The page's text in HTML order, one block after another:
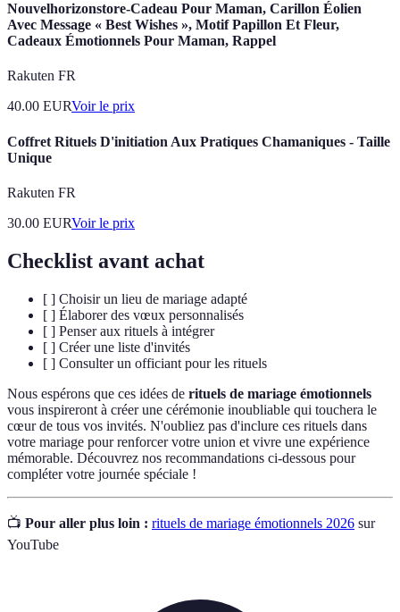
Nouvelhorizonstore-Cadeau Pour Maman, Carillon Éolien
Avec Message « Best Wishes », Motif Papillon Et Fleur,
Cadeaux Émotionnels Pour Maman, Rappel
Rakuten FR
40.00 EURVoir le prix
Coffret Rituels D'initiation Aux Pratiques Chamaniques - Taille
Unique
Rakuten FR
30.00 EURVoir le prix
Checklist avant achat
[ ] Choisir un lieu de mariage adapté
[ ] Élaborer des vœux personnalisés
[ ] Penser aux rituels à intégrer
[ ] Créer une liste d'invités
[ ] Consulter un officiant pour les rituels
Nous espérons que ces idées de rituels de mariage émotionnels
vous inspireront à créer une cérémonie inoubliable qui touchera le
cœur de tous vos invités. N'oubliez pas d'inclure ces rituels dans
votre mariage pour renforcer votre union et vivre une expérience
mémorable. Découvrez nos recommandations ci-dessous pour
compléter votre journée spéciale !
📺 Pour aller plus loin : rituels de mariage émotionnels 2026 sur
YouTube